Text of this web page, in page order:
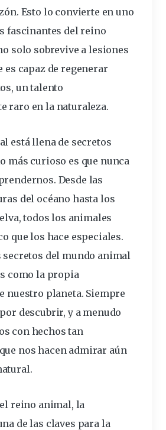
Esto lo convierte en uno
fascinantes del reino
solo sobrevive a lesiones
es capaz de regenerar
un talento
raro en la naturaleza.
está llena de secretos
más curioso es que nunca
Desde las
del océano hasta los
todos los animales
que los hace especiales.
del mundo animal
como la propia
nuestro planeta. Siempre
descubrir, y a menudo
con hechos tan
nos hacen admirar aún
reino animal, la
de las claves para la